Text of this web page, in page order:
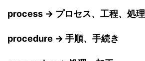
process → プロセス、工程、処理
procedure → 手順、手続き